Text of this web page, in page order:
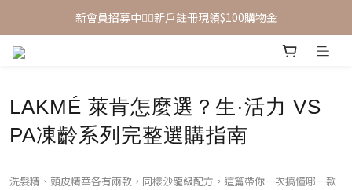
新會員招募中🙋‍♂️新戶註冊現領$100購物金
新會員招募中🙋‍♂️新戶註冊現領$100購物金
LAKMÉ 萊肯怎麼選？生·活力 VS
PA凍齡系列完整選購指南
洗髮精、頭皮精華各有兩款，同樣沙龍級配方，這篇帶你一次搞懂哪一款